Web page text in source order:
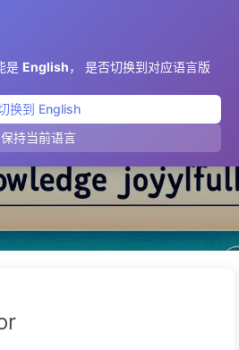
是 English， 是否切换到对应语言版
换到 English
保持当前语言
Cursor